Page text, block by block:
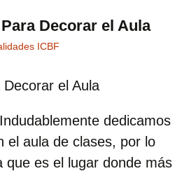
Decorar el Aula
ICBF
dedicamos
el aula de clases, por lo
que es el lugar donde más